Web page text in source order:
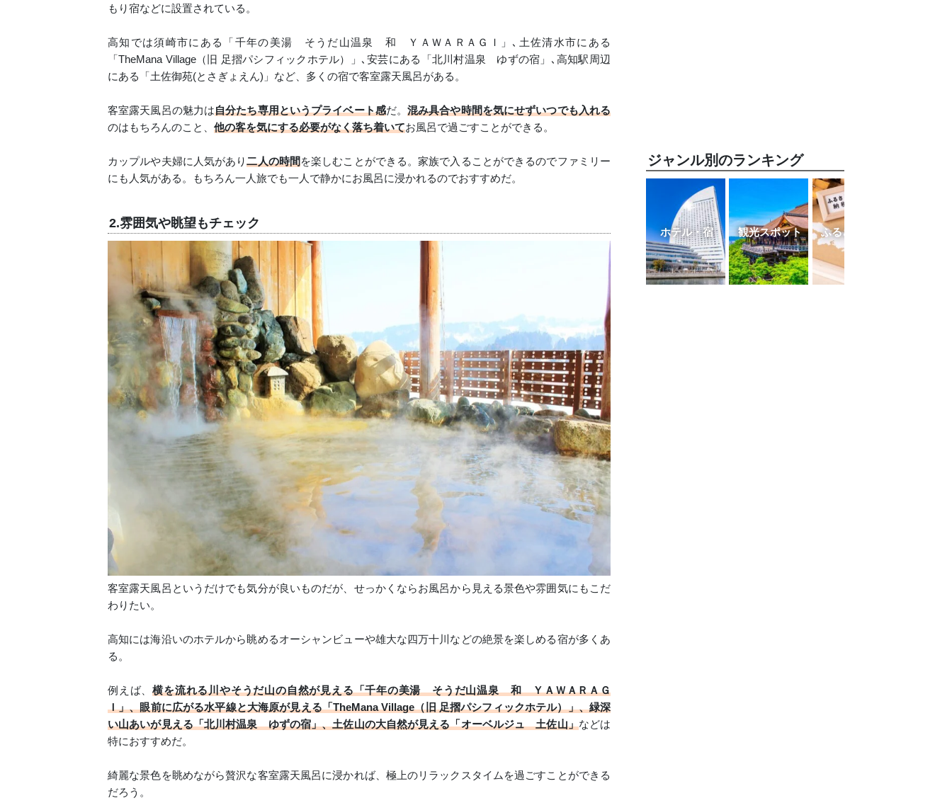
もり宿などに設置されている。
高知では須崎市にある「千年の美湯 そうだ山温泉 和 ＹＡＷＡＲＡＧＩ」､土佐清水市にある
「TheMana Village（旧 足摺パシフィックホテル）」､安芸にある「北川村温泉 ゆずの宿」､高知駅周辺
にある「土佐御苑(とさぎょえん)」など、多くの宿で客室露天風呂がある。
客室露天風呂の魅力は自分たち専用というプライベート感だ。混み具合や時間を気にせずいつでも入れる
のはもちろんのこと、 他の客を気にする必要がなく落ち着いてお風呂で過ごすことができる。
カップルや夫婦に人気があり二人の時間を楽しむことができる。家族で入ることができるのでファミリー
にも人気がある。もちろん一人旅でも一人で静かにお風呂に浸かれるのでおすすめだ。
2.雰囲気や眺望もチェック
客室露天風呂というだけでも気分が良いものだが、せっかくならお風呂から見える景色や雰囲気にもこだ
わりたい。
高知には海沿いのホテルから眺めるオーシャンビューや雄大な四万十川などの絶景を楽しめる宿が多くあ
る。
例えば、横を流れる川やそうだ山の自然が見える「千年の美湯 そうだ山温泉 和 ＹＡＷＡＲＡＧ
Ｉ」、眼前に広がる水平線と大海原が見える「TheMana Village（旧 足摺パシフィックホテル）」、緑深
い山あいが見える「北川村温泉 ゆずの宿」、土佐山の大自然が見える「オーベルジュ 土佐山」などは
特におすすめだ。
綺麗な景色を眺めながら贅沢な客室露天風呂に浸かれば、極上のリラックスタイムを過ごすことができる
だろう。
ジャンル別のランキング
ホテル・宿 観光スポット ふるさと納税